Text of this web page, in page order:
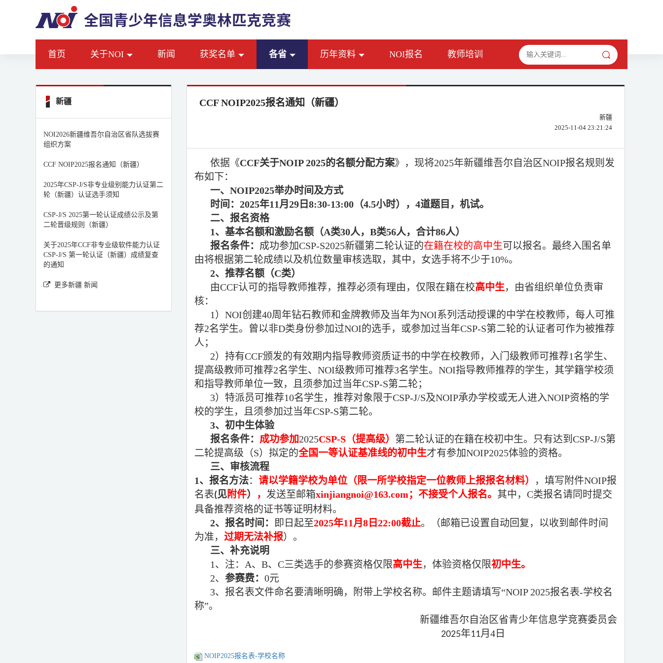
首页 关于NOI 新闻 获奖名单 各省 历年资料 NOI报名 教师培训
新疆
NOI2026新疆维吾尔自治区省队选拔赛
组织方案
CCF NOIP2025报名通知（新疆）
2025年CSP-J/S非专业级别能力认证第二
轮（新疆）认证选手须知
CSP-J/S 2025第一轮认证成绩公示及第
二轮晋级规则（新疆）
关于2025年CCF非专业级软件能力认证
CSP-J/S 第一轮认证（新疆）成绩复查
的通知
更多新疆 新闻
CCF NOIP2025报名通知（新疆）
新疆
2025-11-04 23:21:24
依据《CCF关于NOIP 2025的名额分配方案》，现将2025年新疆维吾尔自治区NOIP报名规则发
布如下：
一、NOIP2025举办时间及方式
时间：2025年11月29 日8:30-13:00 （4.5小时），4道题目，机试。
二、报名资格
1、基本名额和激励名额（A类30人，B类56人，合计86人）
报名条件： 成功参加CSP-S2025新疆第二轮认证的在籍在校的高中生可以报名。最终入围名单
由将根据第二轮成绩以及机位数量审核选取，其中，女选手将不少于10%。
2、推荐名额（C类）
由CCF认可的指导教师推荐，推荐必须有理由，仅限在籍在校高中生，由省组织单位负责审
核：
1 ）NOI创建40周年钻石教师和金牌教师及当年为NOI系列活动授课的中学在校教师，每人可推
荐2名学生。曾以非D类身份参加过NOI的选手，或参加过当年CSP-S第二轮的认证者可作为被推荐
人；
2）持有CCF颁发的有效期内指导教师资质证书的中学在校教师，入门级教师可推荐1名学生、
提高级教师可推荐2名学生、NOI级教师可推荐3名学生。NOI指导教师推荐的学生，其学籍学校须
和指导教师单位一致，且须参加过当年CSP-S第二轮；
3）特派员可推荐10名学生，推荐对象限于CSP-J/S及NOIP承办学校或无人进入NOIP资格的学
校的学生，且须参加过当年CSP-S第二轮。
3、初中生体验
报名条件： 成功参加2025CSP-S （提高级） 第二轮认证的在籍在校初中生。只有达到CSP-J/S第
二轮提高级（S）拟定的全国一等认证基准线的初中生才有参加NOIP2025体验的资格。
三、审核流程
1、报名方法：请以学籍学校为单位（限一所学校指定一位教师上报报名材料） ，填写附件NOIP报
名表(见附件） ，发送至邮箱xinjiangnoi@163.com；不接受个人报名。 其中，C类报名请同时提交
具备推荐资格的证书等证明材料。
2、报名时间： 即日起至2025年11月8日22:00截止。（邮箱已设置自动回复，以收到邮件时间
为准， 过期无法补报）。
三、补充说明
1、注： A、B、C三类选手的参赛资格仅限高中生，体验资格仅限初中生。
2、参赛费：0元
3、报名表文件命名要清晰明确，附带上学校名称。邮件主题请填写“NOIP 2025报名表-学校名
称”。
新疆维吾尔自治区省青少年信息学竞赛委员会
2025年11月4日
NOIP2025报名表-学校名称